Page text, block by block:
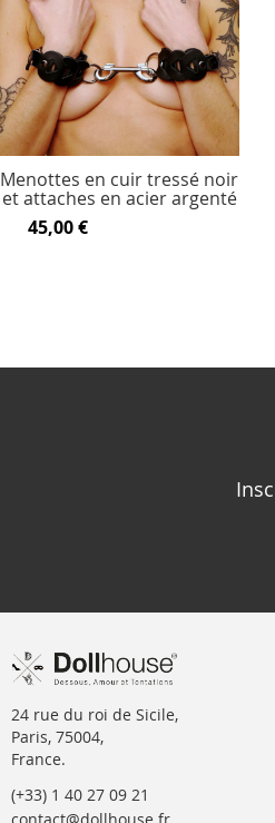
Menottes en cuir tressé noir
et attaches en acier argenté
45,00 €
24 rue du roi de Sicile,
Paris, 75004,
France.
(+33) 1 40 27 09 21